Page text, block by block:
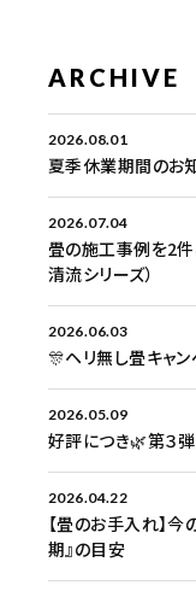
ARCHIVE
2026.08.01
夏季休業期間のお
2026.07.04
畳の施工事例を2件
清流シリーズ）
2026.06.03
🎊ヘリ無し畳キャ
2026.05.09
好評につき🌿第３
2026.04.22
【畳のお手入れ】今
期』の目安